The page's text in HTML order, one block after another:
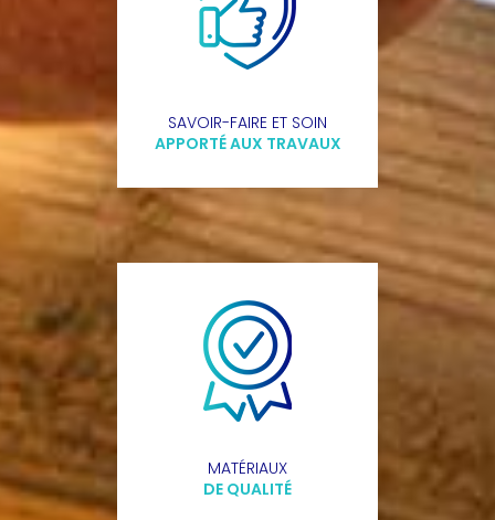
SAVOIR-FAIRE ET SOIN
APPORTÉ AUX TRAVAUX
MATÉRIAUX
DE QUALITÉ